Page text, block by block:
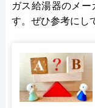
ガス給湯器のメー
す。ぜひ参考にし